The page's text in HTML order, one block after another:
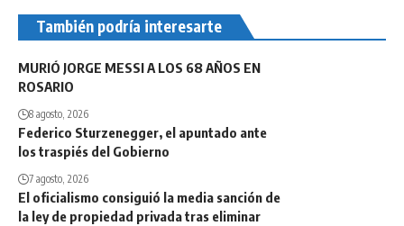
También podría interesarte
MURIÓ JORGE MESSI A LOS 68 AÑOS EN
ROSARIO
8 agosto, 2026
Federico Sturzenegger, el apuntado ante
los traspiés del Gobierno
7 agosto, 2026
El oficialismo consiguió la media sanción de
la ley de propiedad privada tras eliminar